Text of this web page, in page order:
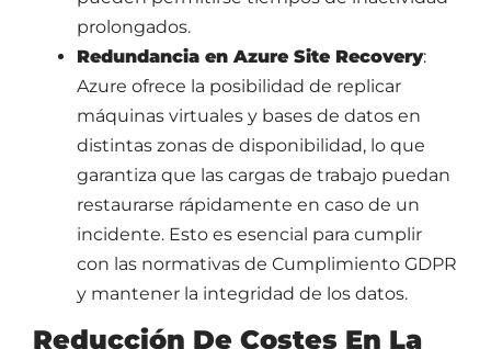
prolongados.
Redundancia en Azure Site Recovery:
Azure ofrece la posibilidad de replicar
máquinas virtuales y bases de datos en
distintas zonas de disponibilidad, lo que
garantiza que las cargas de trabajo puedan
restaurarse rápidamente en caso de un
incidente. Esto es esencial para cumplir
con las normativas de Cumplimiento GDPR
y mantener la integridad de los datos.
Reducción De Costes En La